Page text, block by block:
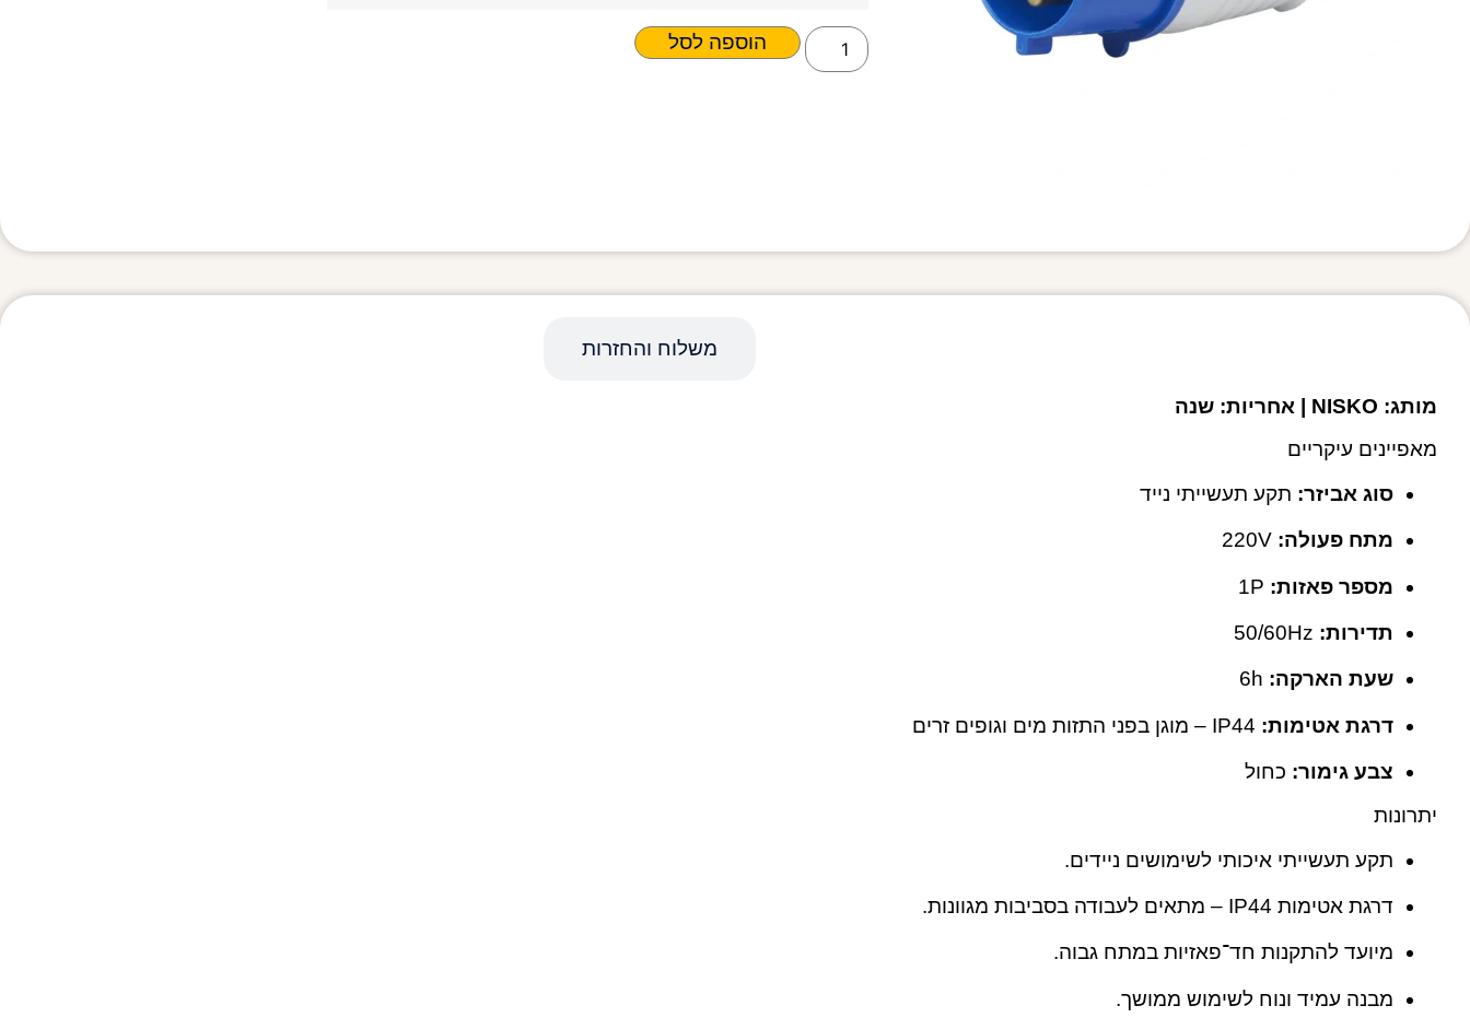
הוספה לסל
משלוח והחזרות
מותג: NISKO | אחריות: שנה
מאפיינים עיקריים
סוג אביזר: תקע תעשייתי נייד
מתח פעולה:
מספר פאזות:
תדירות:
שעת הארקה:
דרגת אטימות:
צבע גימור: כחול
יתרונות
תקע תעשייתי איכותי לשימושים ניידים.
דרגת אטימות ‎IP44 – מתאים לעבודה בסביבות מגוונות.
מיועד להתקנות חד־פאזיות במתח גבוה.
מבנה עמיד ונוח לשימוש ממושך.